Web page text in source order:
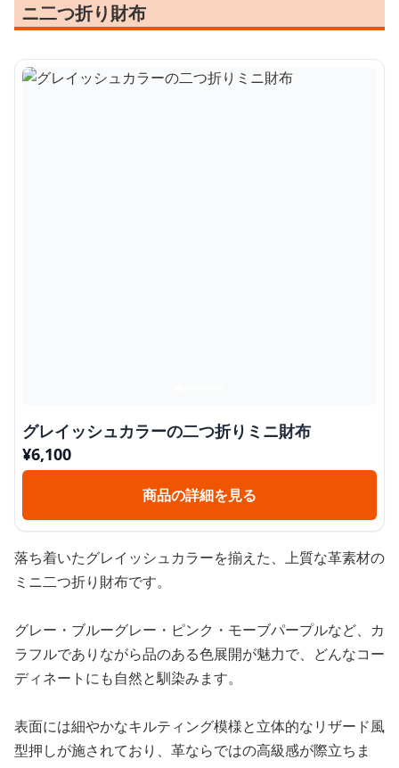
ニ二つ折り財布
グレイッシュカラーの二つ折りミニ財布
¥6,100
商品の詳細を見る
落ち着いたグレイッシュカラーを揃えた、上質な革素材の
ミニ二つ折り財布です。
グレー・ブルーグレー・ピンク・モーブパープルなど、カ
ラフルでありながら品のある色展開が魅力で、どんなコー
ディネートにも自然と馴染みます。
表面には細やかなキルティング模様と立体的なリザード風
型押しが施されており、革ならではの高級感が際立ちま